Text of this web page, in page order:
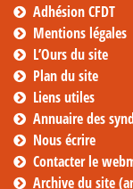
Adhésion CFDT
Mentions légales
L’Ours du site
Plan du site
Liens utiles
Annuaire des
Nous écrire
Contacter le
Archive du site